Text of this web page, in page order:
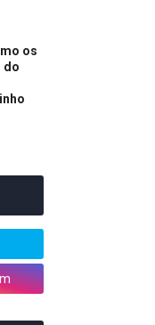
os
do